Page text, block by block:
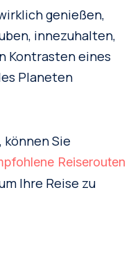
genießen,
innezuhalten,
Kontrasten eines
Planeten
können Sie
Reiserouten
Ihre Reise zu